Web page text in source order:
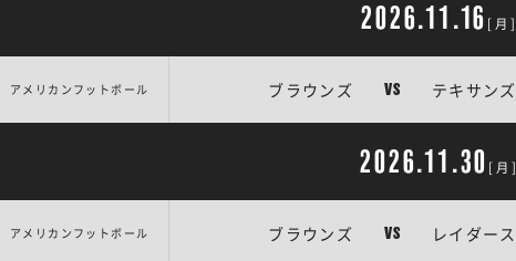
2026.11.16 [月]
アメリカンフットボール ブラウンズ VS テキサンズ
2026.11.30 [月]
アメリカンフットボール ブラウンズ VS レイダース